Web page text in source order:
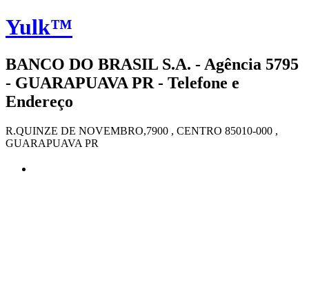
Yulk™
BANCO DO BRASIL S.A. - Agência 5795
- GUARAPUAVA PR - Telefone e
Endereço
R.QUINZE DE NOVEMBRO,7900 , CENTRO 85010-000 ,
GUARAPUAVA PR